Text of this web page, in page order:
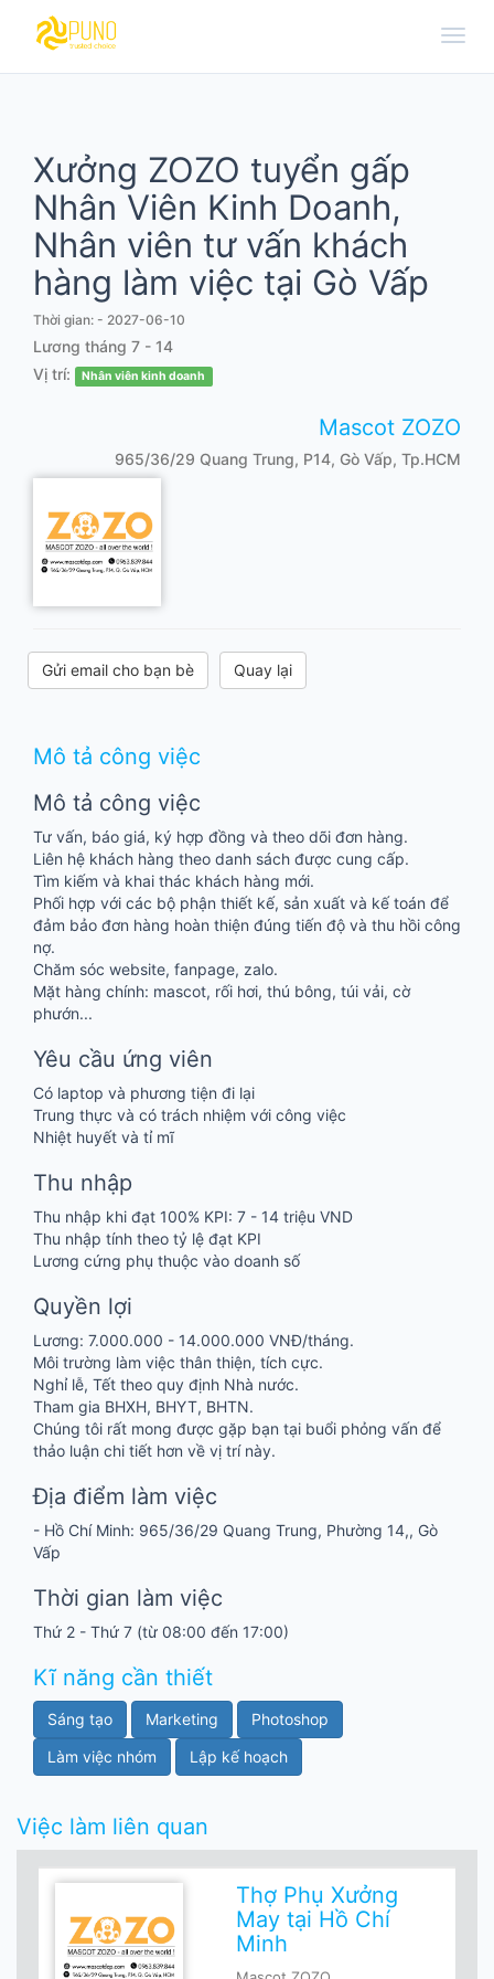
Xưởng ZOZO tuyển gấp
Nhân Viên Kinh Doanh,
Nhân viên tư vấn khách
hàng làm việc tại Gò Vấp
Thời gian: - 2027-06-10
Lương tháng 7 - 14
Vị trí:
Nhân viên kinh doanh
Mascot ZOZO
965/36/29 Quang Trung, P14, Gò Vấp, Tp.HCM
Gửi email cho bạn bè Quay lại
Mô tả công việc
Mô tả công việc
Tư vấn, báo giá, ký hợp đồng và theo dõi đơn hàng.
Liên hệ khách hàng theo danh sách được cung cấp.
Tìm kiếm và khai thác khách hàng mới.
Phối hợp với các bộ phận thiết kế, sản xuất và kế toán để
đảm bảo đơn hàng hoàn thiện đúng tiến độ và thu hồi công
nợ.
Chăm sóc website, fanpage, zalo.
Mặt hàng chính: mascot, rối hơi, thú bông, túi vải, cờ
phướn...
Yêu cầu ứng viên
Có laptop và phương tiện đi lại
Trung thực và có trách nhiệm với công việc
Nhiệt huyết và tỉ mĩ
Thu nhập
Thu nhập khi đạt 100% KPI: 7 - 14 triệu VND
Thu nhập tính theo tỷ lệ đạt KPI
Lương cứng phụ thuộc vào doanh số
Quyền lợi
Lương: 7.000.000 - 14.000.000 VNĐ/tháng.
Môi trường làm việc thân thiện, tích cực.
Nghỉ lễ, Tết theo quy định Nhà nước.
Tham gia BHXH, BHYT, BHTN.
Chúng tôi rất mong được gặp bạn tại buổi phỏng vấn để
thảo luận chi tiết hơn về vị trí này.
Địa điểm làm việc
- Hồ Chí Minh: 965/36/29 Quang Trung, Phường 14,, Gò
Vấp
Thời gian làm việc
Thứ 2 - Thứ 7 (từ 08:00 đến 17:00)
Kĩ năng cần thiết
Sáng tạo Marketing
Photoshop
Làm việc nhóm
Lập kế hoạch
Việc làm liên quan
Thợ Phụ Xưởng
May tại Hồ Chí
Minh